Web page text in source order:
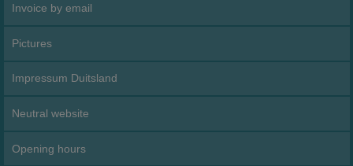
Invoice by email
Pictures
Impressum Duitsland
Neutral website
Opening hours